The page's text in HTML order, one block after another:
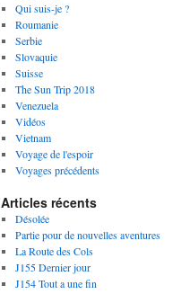
Qui suis-je ?
Roumanie
Serbie
Slovaquie
Suisse
The Sun Trip 2018
Venezuela
Vidéos
Vietnam
Voyage de l'espoir
Voyages précédents
Articles récents
Désolée
Partie pour de nouvelles aventures
La Route des Cols
J155 Dernier jour
J154 Tout a une fin